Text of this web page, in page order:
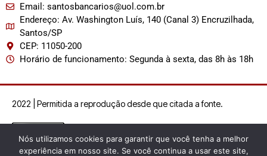
Email: santosbancarios@uol.com.br
Endereço: Av. Washington Luís, 140 (Canal 3) Encruzilhada,
Santos/SP
CEP: 11050-200
Horário de funcionamento: Segunda à sexta, das 8h às 18h
2022 | Permitida a reprodução desde que citada a fonte.
Nós utilizamos cookies para garantir que você tenha a melhor
experiência em nosso site. Se você continua a usar este site,